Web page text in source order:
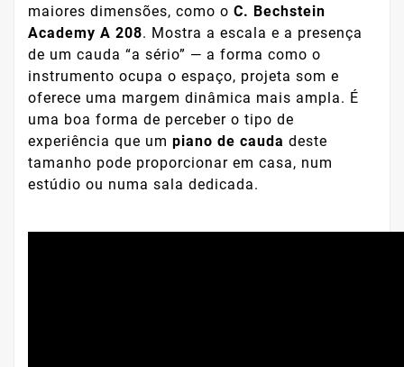
maiores dimensões, como o C. Bechstein
Academy A 208. Mostra a escala e a presença
de um cauda “a sério” — a forma como o
instrumento ocupa o espaço, projeta som e
oferece uma margem dinâmica mais ampla. É
uma boa forma de perceber o tipo de
experiência que um piano de cauda deste
tamanho pode proporcionar em casa, num
estúdio ou numa sala dedicada.